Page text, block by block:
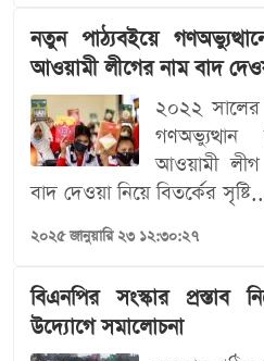
নতুন পাঠ্যবইয়ে
আওয়ামী লীগের নাম বাদ
২০২২ সালের
আওয়ামী
বাদ দেওয়া নিয়ে বিতর্কের
২০২৫ জানুয়ারি ২৩ ১২:৩০:২৭
বিএনপির সংস্কার প্রস্তাব
উদ্যোগে সমালোচনা